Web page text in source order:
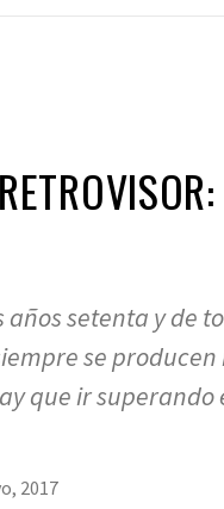
setenta y de
se producen
que ir superando
2017